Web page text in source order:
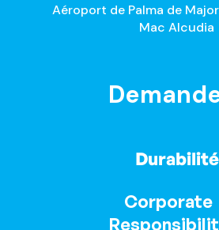
Aéroport de Palma de
Mac Alcudia
Durabilité
Corporate